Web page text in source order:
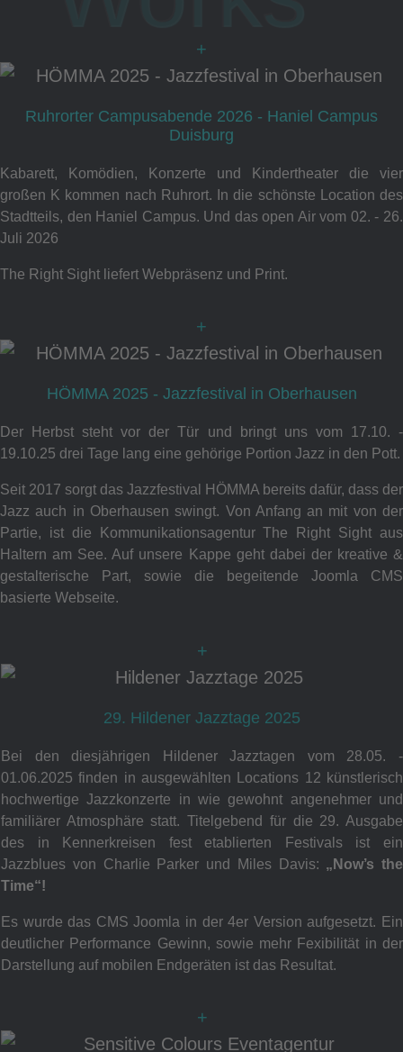
+
Ruhrorter Campusabende 2026 - Haniel Campus
Duisburg
Kabarett, Komödien, Konzerte und Kindertheater die vier
großen K kommen nach Ruhrort. In die schönste Location des
Stadtteils, den Haniel Campus. Und das open Air vom 02. - 26.
Juli 2026
The Right Sight liefert Webpräsenz und Print.
+
HÖMMA 2025 - Jazzfestival in Oberhausen
Der Herbst steht vor der Tür und bringt uns vom 17.10. -
19.10.25 drei Tage lang eine gehörige Portion Jazz in den Pott.
Seit 2017 sorgt das Jazzfestival HÖMMA bereits dafür, dass der
Jazz auch in Oberhausen swingt. Von Anfang an mit von der
Partie, ist die Kommunikationsagentur The Right Sight aus
Haltern am See. Auf unsere Kappe geht dabei der kreative &
gestalterische Part, sowie die begeitende Joomla CMS
basierte Webseite.
+
29. Hildener Jazztage 2025
Bei den diesjährigen Hildener Jazztagen vom 28.05. -
01.06.2025 finden in ausgewählten Locations 12 künstlerisch
hochwertige Jazzkonzerte in wie gewohnt angenehmer und
familiärer Atmosphäre statt. Titelgebend für die 29. Ausgabe
des in Kennerkreisen fest etablierten Festivals ist ein
Jazzblues von Charlie Parker und Miles Davis: „Now’s the
Time“!
Es wurde das CMS Joomla in der 4er Version aufgesetzt. Ein
deutlicher Performance Gewinn, sowie mehr Fexibilität in der
Darstellung auf mobilen Endgeräten ist das Resultat.
+